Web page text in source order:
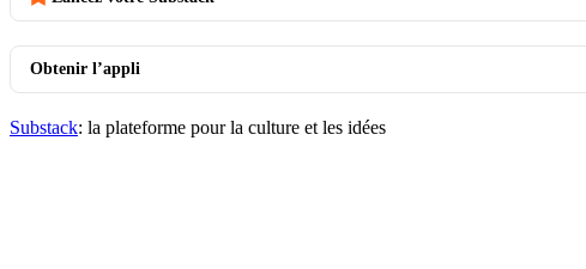
Obtenir l’appli
Substack: la plateforme pour la culture et les idées